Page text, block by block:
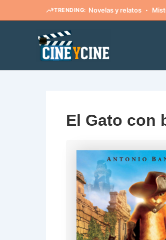
TRENDING: Novelas y relatos ·
El Gato con